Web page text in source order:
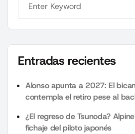
Entradas recientes
Alonso apunta a 2027: El
contempla el retiro pese al
¿El regreso de Tsunoda?
fichaje del piloto japonés